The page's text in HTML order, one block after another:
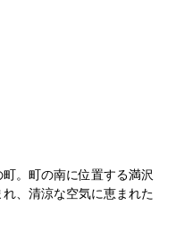
。町の南に位置する満沢
、清涼な空気に恵まれた